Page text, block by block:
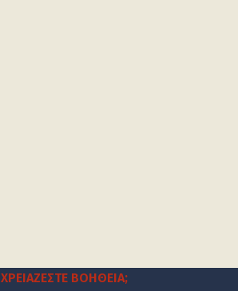
ΧΡΕΙΆΖΕΣΤΕ ΒΟΉΘΕΙΑ;